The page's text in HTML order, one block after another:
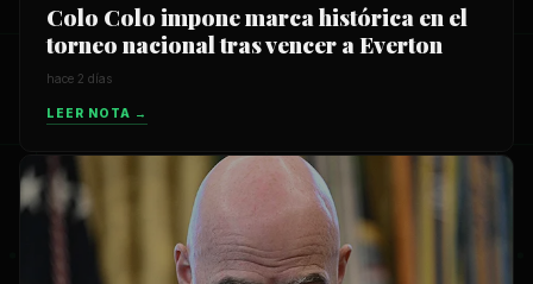
Colo Colo impone marca histórica en el
torneo nacional tras vencer a Everton
hace 2 días
LEER NOTA →